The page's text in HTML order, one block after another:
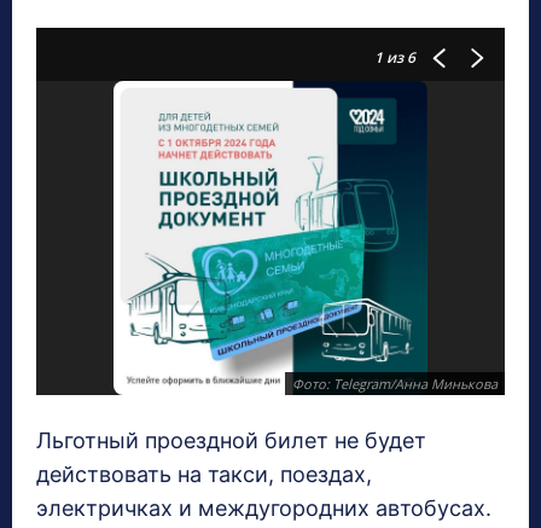
1 из 6
Фото: Telegram/Анна Минькова
Льготный проездной билет не будет
действовать на такси, поездах,
электричках и междугородних автобусах.